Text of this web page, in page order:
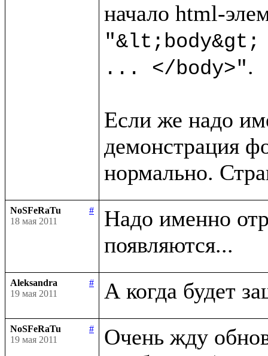
... </body>".
Если же надо
демонстрация
NoSFeRaTu
#
18 мая 2011
Надо именно
Aleksandra
#
19 мая 2011
NoSFeRaTu
#
19 мая 2011
Очень жду